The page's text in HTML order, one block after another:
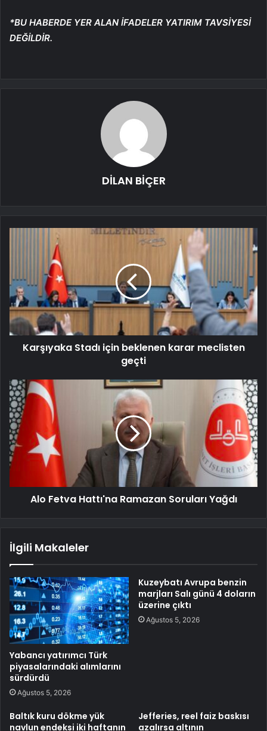
*BU HABERDE YER ALAN İFADELER YATIRIM TAVSİYESİ
DEĞİLDİR.
DİLAN BİÇER
Karşıyaka Stadı için beklenen karar meclisten
geçti
Alo Fetva Hattı'na Ramazan Soruları Yağdı
İlgili Makaleler
Yabancı yatırımcı Türk
piyasalarındaki alımlarını
sürdürdü
Ağustos 5, 2026
Kuzeybatı Avrupa benzin
marjları Salı günü 4 doların
üzerine çıktı
Ağustos 5, 2026
Baltık kuru dökme yük
navlun endeksi iki haftanın
Jefferies, reel faiz baskısı
azalırsa altının